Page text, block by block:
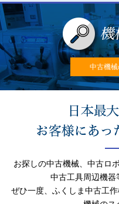
中古機
お探しの中古機械、中古ロ
中古工具周辺機器
ぜひ一度、ふくしま中古工